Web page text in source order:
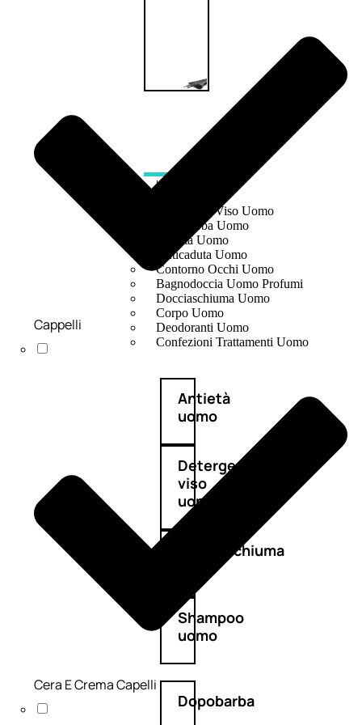
UOMO
Detergente Viso Uomo
Dopobarba Uomo
Antieta Uomo
Anticaduta Uomo
Contorno Occhi Uomo
Bagnodoccia Uomo Profumi
Docciaschiuma Uomo
Corpo Uomo
Deodoranti Uomo
Confezioni Trattamenti Uomo
Antietà
uomo
Detergente
viso
uomo
Docciaschiuma
uomo
Shampoo
uomo
Dopobarba
Cappelli
Cera E Crema Capelli